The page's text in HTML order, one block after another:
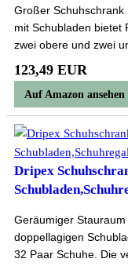
Großer Schuhschrank
mit Schubladen bietet
zwei obere und zwei
123,49 EUR
Auf Amazon
Dripex
Geräumiger
doppellagigen
32 Paar Schuhe. Die